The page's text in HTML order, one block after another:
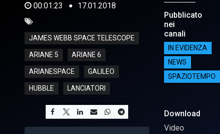
00:01:23 17.01.2018
JAMES WEBB SPACE TELESCOPE
ARIANE 5 ARIANE 6
ARIANESPACE GALILEO
HUBBLE LANCIATORI
Pubblicato
nei
canali
IN EVIDENZA
NEWS
SPAZIOTEMPO
Download
Video